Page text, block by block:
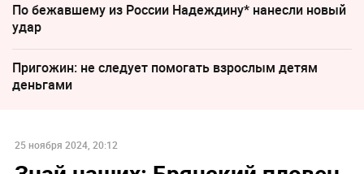
По бежавшему из России Надеждину* нанесли новый
удар
Пригожин: не следует помогать взрослым детям
деньгами
25 ноября 2024, 20:12